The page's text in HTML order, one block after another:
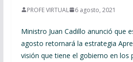
PROFE VIRTUAL 6 agosto, 2021
Ministro Juan Cadillo anunció que
agosto retornará la estrategia
visión que tiene el gobierno en los